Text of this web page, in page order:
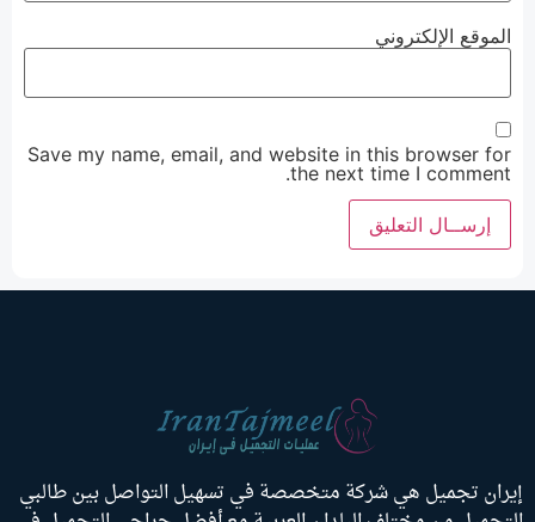
الموقع الإلكتروني
Save my name, email, and website in this browser for
the next time I comment.
إيران تجميل هي شركة متخصصة في تسهيل التواصل بين طالبي